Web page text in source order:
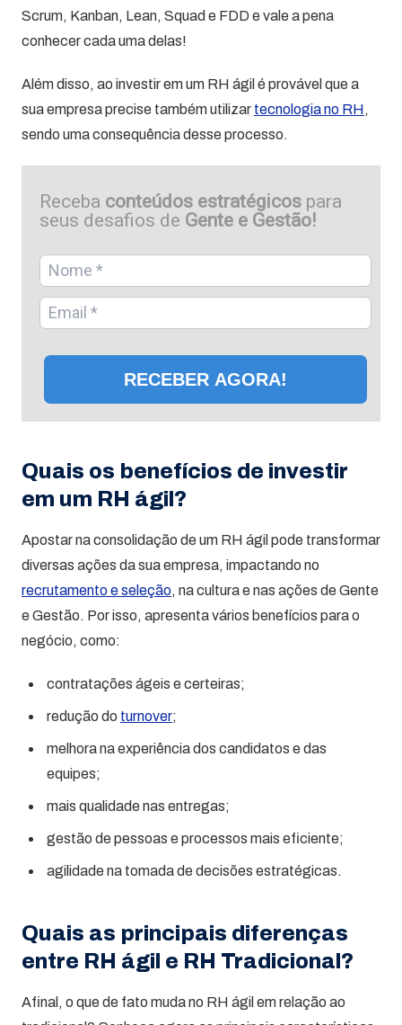
Scrum, Kanban, Lean, Squad e FDD e vale a pena
conhecer cada uma delas!
Além disso, ao investir em um RH ágil é provável que a
sua empresa precise também utilizar tecnologia no RH,
sendo uma consequência desse processo.
Receba conteúdos estratégicos para
seus desafios de Gente e Gestão!
RECEBER AGORA!
Quais os benefícios de investir
em um RH ágil?
Apostar na consolidação de um RH ágil pode transformar
diversas ações da sua empresa, impactando no
recrutamento e seleção, na cultura e nas ações de Gente
e Gestão. Por isso, apresenta vários benefícios para o
negócio, como:
contratações ágeis e certeiras;
redução do turnover;
melhora na experiência dos candidatos e das
equipes;
mais qualidade nas entregas;
gestão de pessoas e processos mais eficiente;
agilidade na tomada de decisões estratégicas.
Quais as principais diferenças
entre RH ágil e RH Tradicional?
Afinal, o que de fato muda no RH ágil em relação ao